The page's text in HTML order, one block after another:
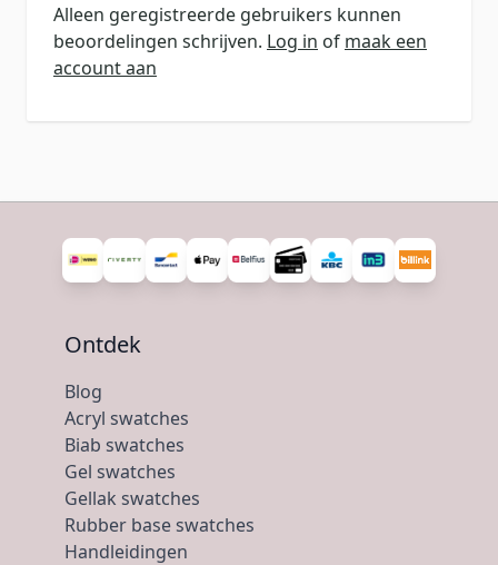
Alleen geregistreerde gebruikers kunnen
beoordelingen schrijven. Log in of maak een
account aan
Ontdek
Blog
Acryl swatches
Biab swatches
Gel swatches
Gellak swatches
Rubber base swatches
Handleidingen